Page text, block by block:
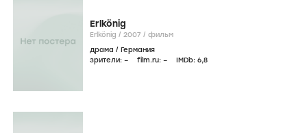
Erlkönig
Erlkönig / 2007 / фильм
драма / Германия
зрители: – film.ru: – IMDb: 6,8